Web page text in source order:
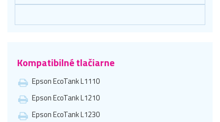
Kompatibilné tlačiarne
Epson EcoTank L1110
Epson EcoTank L1210
Epson EcoTank L1230